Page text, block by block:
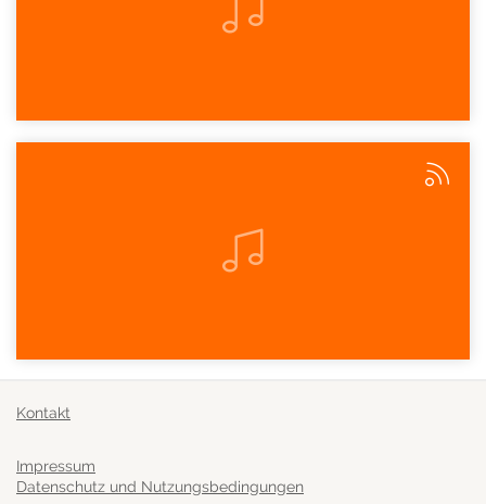
Kontakt
Impressum
Datenschutz und Nutzungsbedingungen